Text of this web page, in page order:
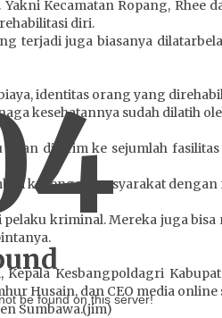
Kecamatan Ropang, Rhee
diri.
terjadi juga biasanya
identitas orang yang
kesehatannya sudah dilatih
dikirim ke sejumlah
ke tengah masyarakat
kriminal. Mereka juga
Kesbangpoldagri
Husain, dan CEO media
Sumbawa.(jim)
be found on this server!